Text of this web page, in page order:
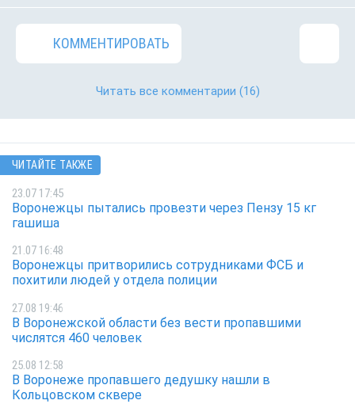
КОММЕНТИРОВАТЬ
Читать все комментарии (16)
ЧИТАЙТЕ ТАКЖЕ
23.07 17:45
Воронежцы пытались провезти через Пензу 15 кг
гашиша
21.07 16:48
Воронежцы притворились сотрудниками ФСБ и
похитили людей у отдела полиции
27.08 19:46
В Воронежской области без вести пропавшими
числятся 460 человек
25.08 12:58
В Воронеже пропавшего дедушку нашли в
Кольцовском сквере